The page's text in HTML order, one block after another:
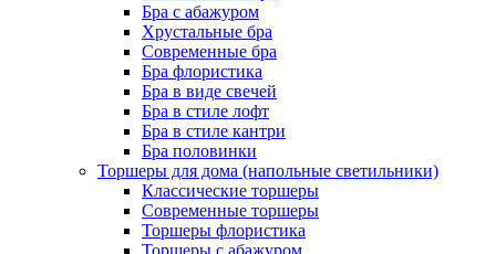
Бра с абажуром
Хрустальные бра
Современные бра
Бра флористика
Бра в виде свечей
Бра в стиле лофт
Бра в стиле кантри
Бра половинки
Торшеры для дома (напольные светильники)
Классические торшеры
Современные торшеры
Торшеры флористика
Торшеры с абажуром